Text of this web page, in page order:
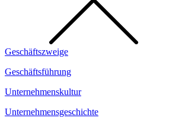
Geschäftszweige
Geschäftsführung
Unternehmenskultur
Unternehmensgeschichte